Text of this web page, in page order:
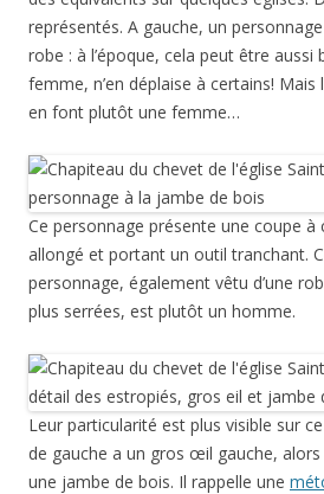
représentés. A gauche, un
robe : à l’époque, cela peut être aussi
femme, n’en déplaise à certains!
en font plutôt une femme…
Ce personnage présente une coupe à
allongé et portant un outil tranchant.
personnage, également vêtu d’une
plus serrées, est plutôt un homme.
Leur particularité est plus visible sur
de gauche a un gros œil gauche,
une jambe de bois. Il rappelle une